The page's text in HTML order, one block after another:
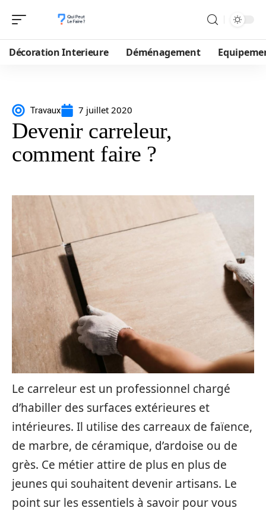
Décoration Interieure Déménagement
Travaux 7 juillet 2020
Devenir carreleur,
comment faire ?
Le carreleur est un professionnel chargé
d’habiller des surfaces extérieures et
intérieures. Il utilise des carreaux de faïence,
de marbre, de céramique, d’ardoise ou de
grès. Ce métier attire de plus en plus de
jeunes qui souhaitent devenir artisans. Le
point sur les essentiels à savoir pour vous